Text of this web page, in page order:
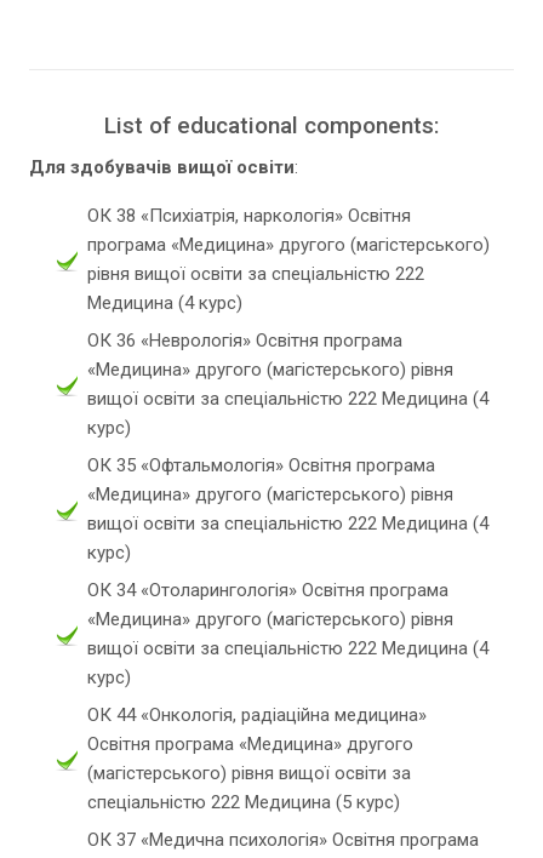
List of educational components:
Для здобувачів вищої освіти:
ОК 38 «Психіатрія, наркологія» Освітня
програма «Медицина» другого (магістерського)
рівня вищої освіти за спеціальністю 222
Медицина (4 курс)
ОК 36 «Неврологія» Освітня програма
«Медицина» другого (магістерського) рівня
вищої освіти за спеціальністю 222 Медицина (4
курс)
ОК 35 «Офтальмологія» Освітня програма
«Медицина» другого (магістерського) рівня
вищої освіти за спеціальністю 222 Медицина (4
курс)
ОК 34 «Отоларингологія» Освітня програма
«Медицина» другого (магістерського) рівня
вищої освіти за спеціальністю 222 Медицина (4
курс)
ОК 44 «Онкологія, радіаційна медицина»
Освітня програма «Медицина» другого
(магістерського) рівня вищої освіти за
спеціальністю 222 Медицина (5 курс)
ОК 37 «Медична психологія» Освітня програма